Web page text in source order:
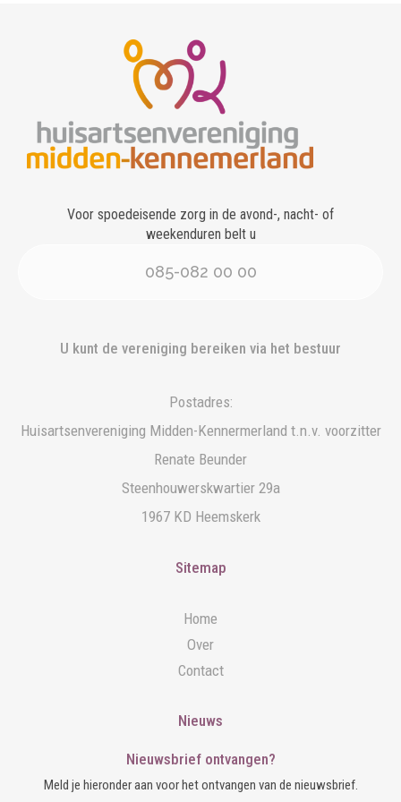
Voor spoedeisende zorg in de avond-, nacht- of
weekenduren belt u
085-082 00 00
U kunt de vereniging bereiken via het bestuur
Postadres:
Huisartsenvereniging Midden-Kennermerland t.n.v. voorzitter
Renate Beunder
Steenhouwerskwartier 29a
1967 KD Heemskerk
Sitemap
Home
Over
Contact
Nieuws
Nieuwsbrief ontvangen?
Meld je hieronder aan voor het ontvangen van de nieuwsbrief.